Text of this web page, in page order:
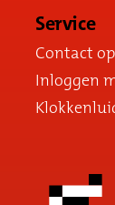
Service
Contact
Inloggen